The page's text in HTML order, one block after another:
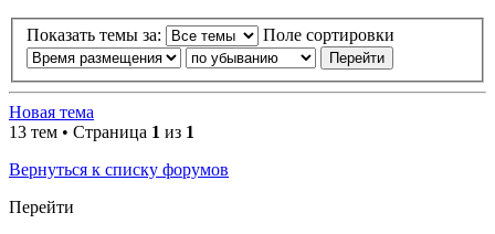
Показать темы за: Поле сортировки
Новая тема
13 тем • Страница 1 из 1
Вернуться к списку форумов
Перейти